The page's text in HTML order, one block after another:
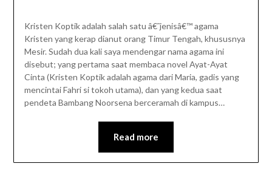
Kristen Koptik adalah salah satu â€˜jenisâ€™ agama
Kristen yang kerap dianut orang Timur Tengah, khususnya
Mesir. Sudah dua kali saya mendengar nama agama ini
disebut; yang pertama saat membaca novel Ayat-Ayat
Cinta (Kristen Koptik adalah agama dari Maria, gadis yang
mencintai Fahri si tokoh utama), dan yang kedua saat
pendeta Bambang Noorsena berceramah di kampus…
Read more